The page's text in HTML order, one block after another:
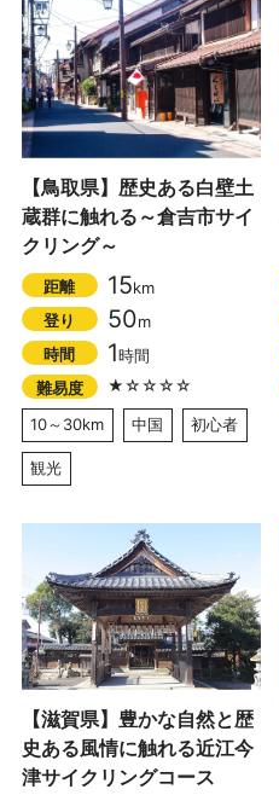
【鳥取県】歴史ある白壁土
蔵群に触れる～倉吉市サイ
クリング～
距離 15km
登り
50m
時間
1時間
難易度
★☆☆☆☆
10～30km
中国 初心者
観光
【滋賀県】豊かな自然と歴
史ある風情に触れる近江今
津サイクリングコース